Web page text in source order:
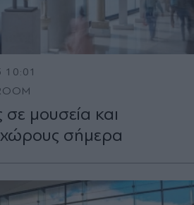
10:01
μουσεία και
χώρους σήμερα